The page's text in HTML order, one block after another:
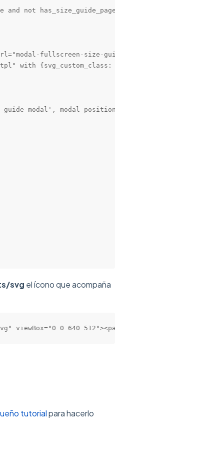
and not has_size_guide_page_finded %}
fullscreen-size-guide" class="js-modal-open
with {svg_custom_class: "icon-inline icon-lg svg-
modal', modal_position: 'bottom',
svg el ícono que acompaña
0 640 512"><path d="M608 128H32c-
tutorialpara hacerlo